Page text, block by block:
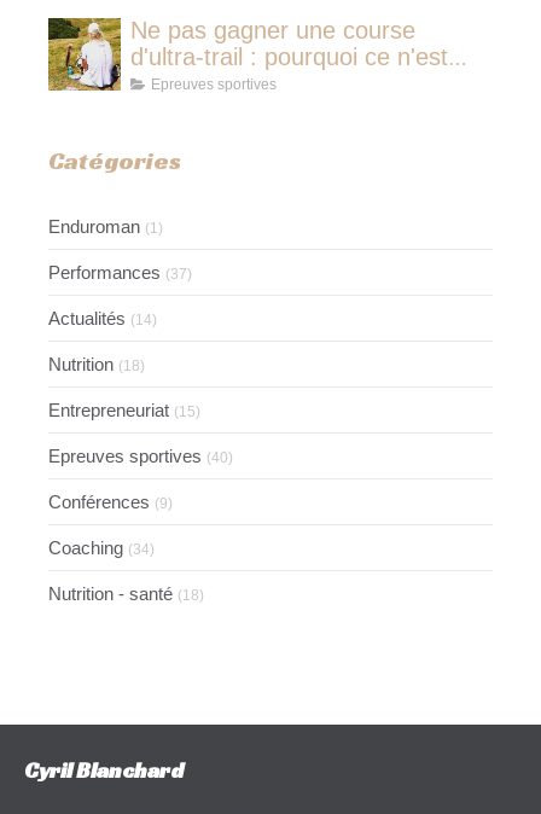
Ne pas gagner une course
d'ultra-trail : pourquoi ce n'est
jamais avoir couru pour rien
Epreuves sportives
Catégories
Enduroman (1)
Performances (37)
Actualités (14)
Nutrition (18)
Entrepreneuriat (15)
Epreuves sportives (40)
Conférences (9)
Coaching (34)
Nutrition - santé (18)
Cyril Blanchard